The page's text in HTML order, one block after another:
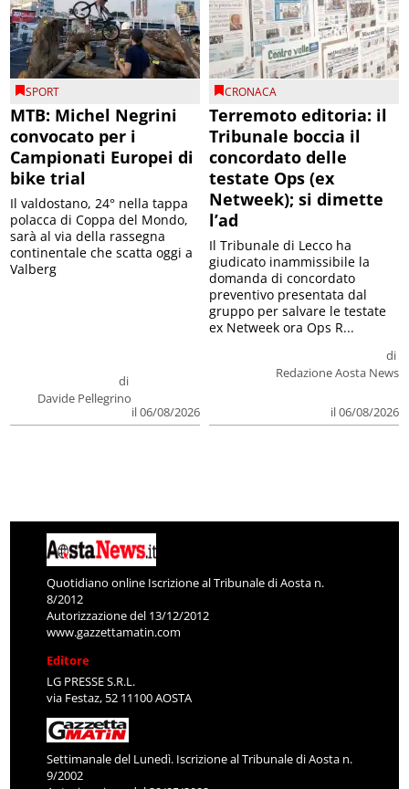
SPORT
MTB: Michel Negrini
convocato per i
Campionati Europei di
bike trial
di
Davide Pellegrino
il 06/08/2026
Il valdostano, 24° nella tappa
polacca di Coppa del Mondo,
sarà al via della rassegna
continentale che scatta oggi a
Valberg
CRONACA
Terremoto editoria: il
Tribunale boccia il
concordato delle
testate Ops (ex
Netweek); si dimette
l’ad
di
Redazione Aosta News
il 06/08/2026
Il Tribunale di Lecco ha
giudicato inammissibile la
domanda di concordato
preventivo presentata dal
gruppo per salvare le testate
ex Netweek ora Ops R...
Quotidiano online Iscrizione al Tribunale di Aosta n.
8/2012
Autorizzazione del 13/12/2012
www.gazzettamatin.com
Editore
LG PRESSE S.R.L.
via Festaz, 52 11100 AOSTA
Settimanale del Lunedì. Iscrizione al Tribunale di Aosta n.
9/2002